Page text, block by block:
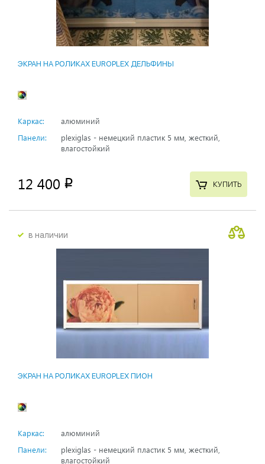
ЭКРАН НА РОЛИКАХ EUROPLEX ДЕЛЬФИНЫ
Каркас:
алюминий
Панели:
plexiglas - немецкий пластик 5 мм, жесткий,
влагостойкий
12 400 p КУПИТЬ
в наличии
ЭКРАН НА РОЛИКАХ EUROPLEX ПИОН
Каркас:
алюминий
Панели:
plexiglas - немецкий пластик 5 мм, жесткий,
влагостойкий